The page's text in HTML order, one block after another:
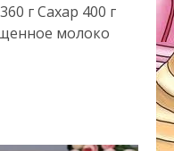
г Сахар 400 г
молоко